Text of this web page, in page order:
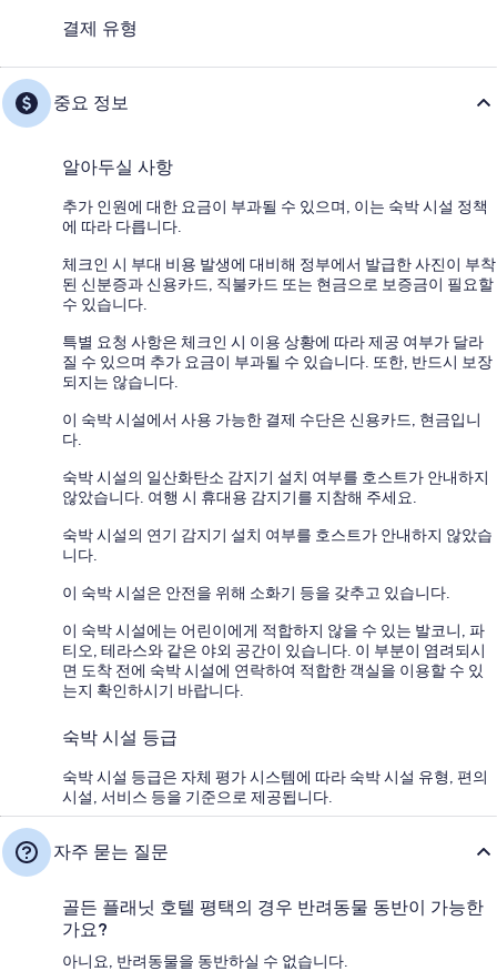
결제 유형
중요 정보
알아두실 사항
추가 인원에 대한 요금이 부과될 수 있으며, 이는 숙박 시설 정책
에 따라 다릅니다.
체크인 시 부대 비용 발생에 대비해 정부에서 발급한 사진이 부착
된 신분증과 신용카드, 직불카드 또는 현금으로 보증금이 필요할
수 있습니다.
특별 요청 사항은 체크인 시 이용 상황에 따라 제공 여부가 달라
질 수 있으며 추가 요금이 부과될 수 있습니다. 또한, 반드시 보장
되지는 않습니다.
이 숙박 시설에서 사용 가능한 결제 수단은 신용카드, 현금입니
다.
숙박 시설의 일산화탄소 감지기 설치 여부를 호스트가 안내하지
않았습니다. 여행 시 휴대용 감지기를 지참해 주세요.
숙박 시설의 연기 감지기 설치 여부를 호스트가 안내하지 않았습
니다.
이 숙박 시설은 안전을 위해 소화기 등을 갖추고 있습니다.
이 숙박 시설에는 어린이에게 적합하지 않을 수 있는 발코니, 파
티오, 테라스와 같은 야외 공간이 있습니다. 이 부분이 염려되시
면 도착 전에 숙박 시설에 연락하여 적합한 객실을 이용할 수 있
는지 확인하시기 바랍니다.
숙박 시설 등급
숙박 시설 등급은 자체 평가 시스템에 따라 숙박 시설 유형, 편의
시설, 서비스 등을 기준으로 제공됩니다.
자주 묻는 질문
골든 플래닛 호텔 평택의 경우 반려동물 동반이 가능한
가요?
아니요, 반려동물을 동반하실 수 없습니다.